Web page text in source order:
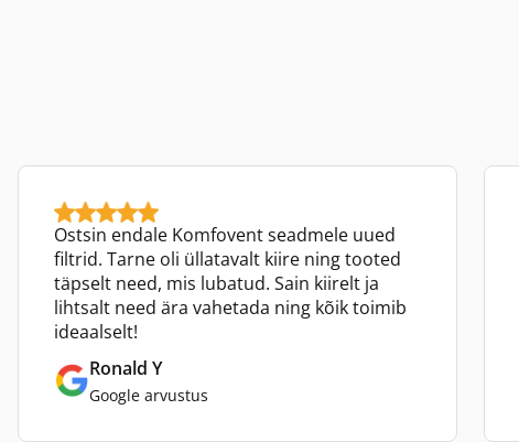
Ostsin endale Komfovent seadmele uued
filtrid. Tarne oli üllatavalt kiire ning tooted
täpselt need, mis lubatud. Sain kiirelt ja
lihtsalt need ära vahetada ning kõik toimib
ideaalselt!
Ronald Y
Google arvustus